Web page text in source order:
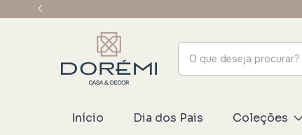
Início Dia dos Pais Coleções